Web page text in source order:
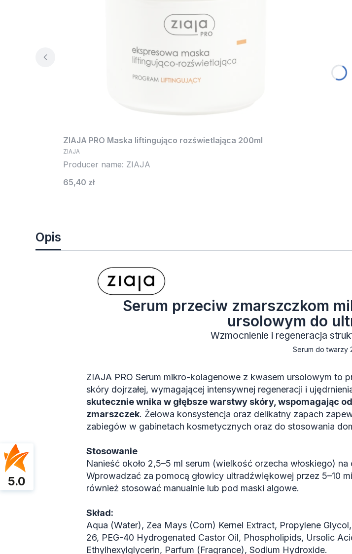
ZIAJA PRO Maska liftingująco rozświetlająca 200ml
ZIAJA
Producer name: ZIAJA
Cena
65,40 zł
Opis
Serum przeciw zmarszczkom
ursolowym do
Wzmocnienie i regeneracja
Serum do twarzy
ZIAJA PRO Serum mikro-kolagenowe z kwasem ursolowym to
skóry dojrzałej, wymagającej intensywnej regeneracji i
skutecznie wnika w głębsze warstwy skóry, wspomagając
zmarszczek. Żelowa konsystencja oraz delikatny zapach
zabiegów w gabinetach kosmetycznych oraz do stosowania
Stosowanie
Nanieść około 2,5–5 ml serum (wielkość orzecha włoskiego)
Wprowadzać za pomocą głowicy ultradźwiękowej przez 5–10
również stosować manualnie lub pod maski algowe.
Skład:
Aqua (Water), Zea Mays (Corn) Kernel Extract, Propylene
26, PEG-40 Hydrogenated Castor Oil, Phospholipids, Ursolic
Ethylhexylglycerin, Parfum (Fragrance), Sodium Hydroxide.
5.0